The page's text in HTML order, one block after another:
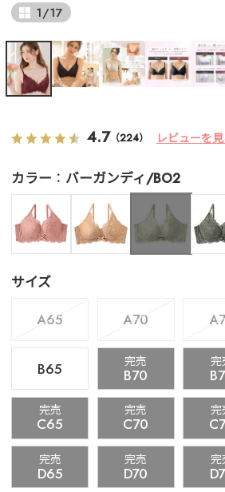
1/17
4.7 （224） レビューを
カラー バーガンディ/BO2
サイズ
A65
A70
B65 完売
B70
完
完売
C65
完売
C70
完
完売
D65
完売
D70
完